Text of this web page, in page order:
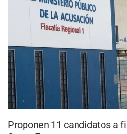
Proponen 11 candidatos a